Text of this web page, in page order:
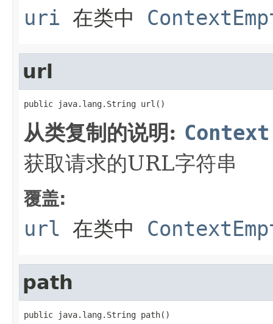
uri 在类中
url
public java.lang.String url()
从类复制的说明: Context
获取请求的URL字符串
覆盖:
url 在类中
path
public java.lang.String path()